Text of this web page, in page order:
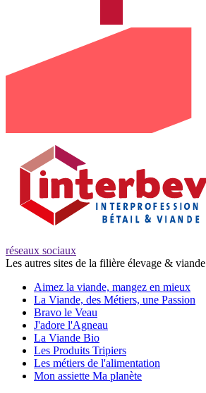
réseaux sociaux
Les autres sites de la filière élevage & viande
Aimez la viande, mangez en mieux
La Viande, des Métiers, une Passion
Bravo le Veau
J'adore l'Agneau
La Viande Bio
Les Produits Tripiers
Les métiers de l'alimentation
Mon assiette Ma planète